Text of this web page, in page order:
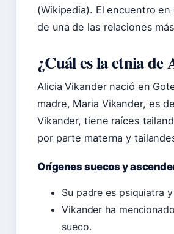
(Wikipedia). El encuentro
de una de las relaciones
¿Cuál es la etnia
Alicia Vikander nació en
madre, Maria Vikander, es
Vikander, tiene raíces
por parte materna y
Orígenes suecos y
Su padre es psiquiatra
Vikander ha
sueco.